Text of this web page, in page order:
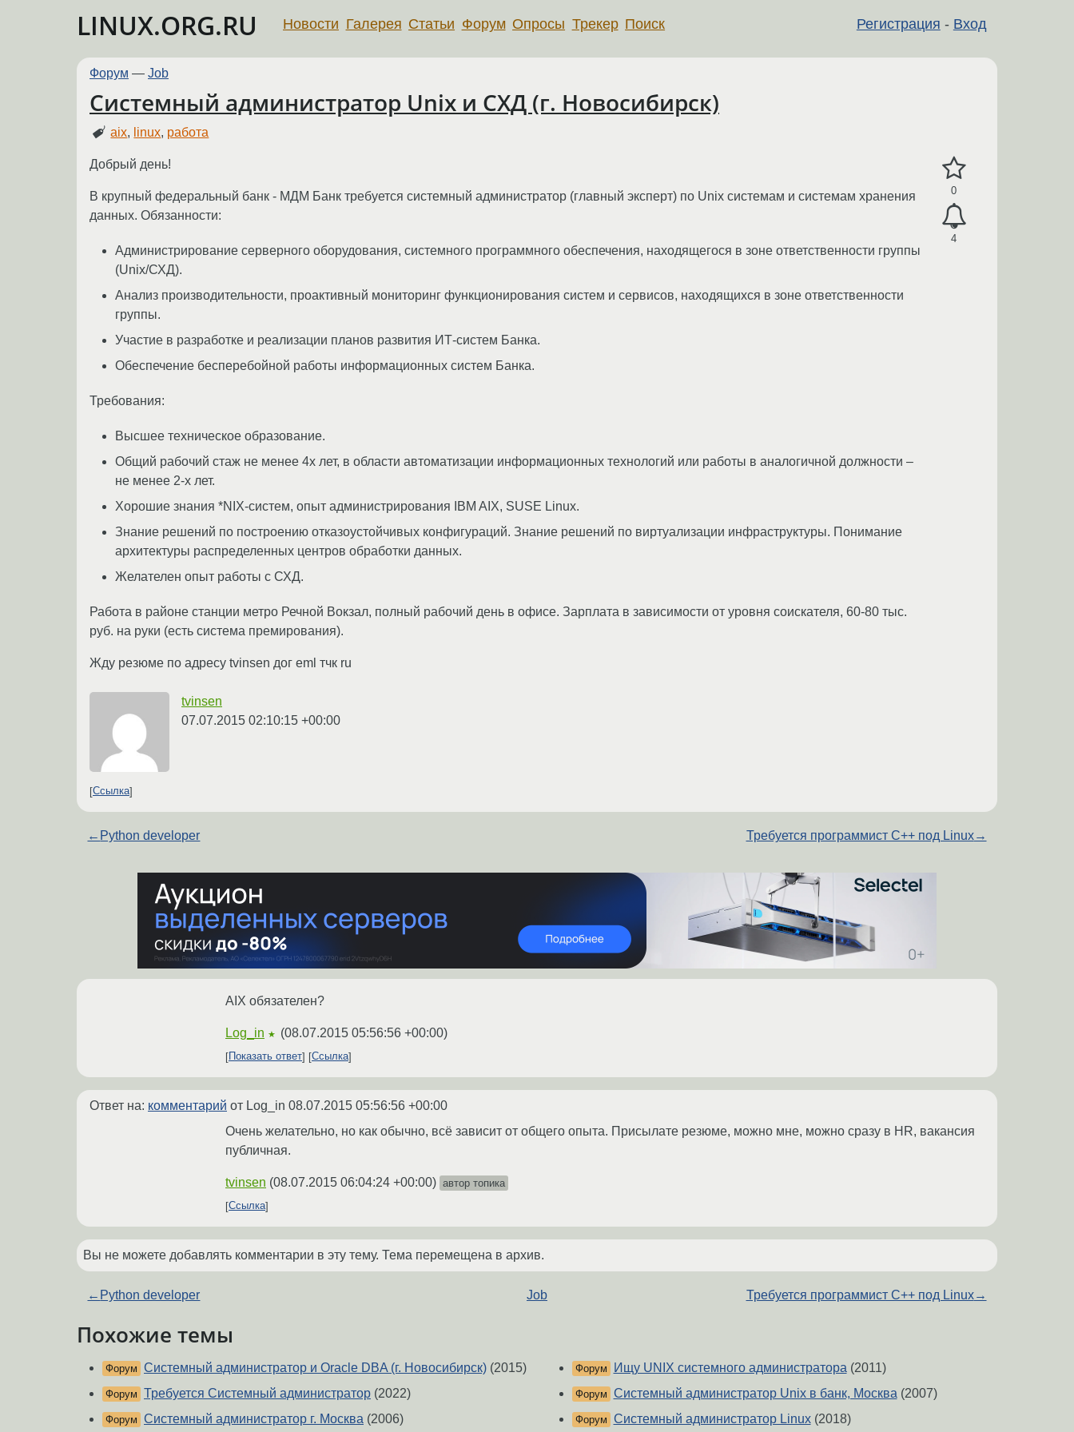
LINUX.ORG.RU Регистрация - Вход
Новости Галерея Статьи Форум Опросы Трекер Поиск
Форум — Job
Системный администратор Unix и СХД (г. Новосибирск)
aix, linux, работа
0
4
Добрый день!
В крупный федеральный банк - МДМ Банк требуется системный администратор (главный эксперт) по Unix системам и системам хранения
данных. Обязанности:
Администрирование серверного оборудования, системного программного обеспечения, находящегося в зоне ответственности группы
(Unix/СХД).
Анализ производительности, проактивный мониторинг функционирования систем и сервисов, находящихся в зоне ответственности
группы.
Участие в разработке и реализации планов развития ИТ-систем Банка.
Обеспечение бесперебойной работы информационных систем Банка.
Требования:
Высшее техническое образование.
Общий рабочий стаж не менее 4х лет, в области автоматизации информационных технологий или работы в аналогичной должности –
не менее 2-х лет.
Хорошие знания *NIX-систем, опыт администрирования IBM AIX, SUSE Linux.
Знание решений по построению отказоустойчивых конфигураций. Знание решений по виртуализации инфраструктуры. Понимание
архитектуры распределенных центров обработки данных.
Желателен опыт работы с СХД.
Работа в районе станции метро Речной Вокзал, полный рабочий день в офисе. Зарплата в зависимости от уровня соискателя, 60-80 тыс.
руб. на руки (есть система премирования).
Жду резюме по адресу tvinsen дог eml тчк ru
tvinsen
07.07.2015 02:10:15 +00:00
Ссылка
← Python developer Требуется программист С++ под Linux→
AIX обязателен?
Log_in ★ (08.07.2015 05:56:56 +00:00)
Показать ответ Ссылка
Ответ на: комментарий от Log_in 08.07.2015 05:56:56 +00:00
Очень желательно, но как обычно, всё зависит от общего опыта. Присылате резюме, можно мне, можно сразу в HR, вакансия
публичная.
tvinsen (08.07.2015 06:04:24 +00:00) автор топика
Ссылка
Вы не можете добавлять комментарии в эту тему. Тема перемещена в архив.
← Python developer Job Требуется программист С++ под Linux→
Похожие темы
Форум Системный администратор и Oracle DBA (г. Новосибирск) (2015)
Форум Требуется Системный администратор (2022)
Форум Системный администратор г. Москва (2006)
Форум Ищу UNIX системного администратора(2011)
Форум Системный администратор Unix в банк, Москва(2007)
Форум Системный администратор Linux(2018)